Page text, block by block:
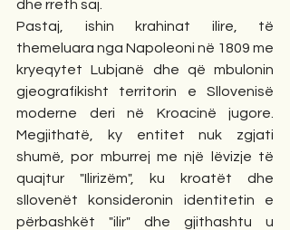
dhe rreth saj.
Pastaj, ishin krahinat ilire, të
themeluara nga Napoleoni në 1809 me
kryeqytet Lubjanë dhe që mbulonin
gjeografikisht territorin e Sllovenisë
moderne deri në Kroacinë jugore.
Megjithatë, ky entitet nuk zgjati
shumë, por mburrej me një lëvizje të
quajtur "Ilirizëm", ku kroatët dhe
sllovenët konsideronin identitetin e
përbashkët "ilir" dhe gjithashtu u